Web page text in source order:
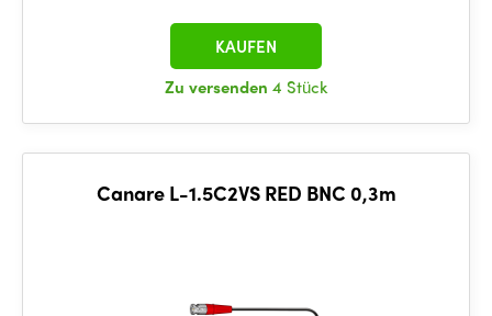
Zu versenden 4 Stück
KAUFEN
Canare L-1.5C2VS RED BNC 0,3m